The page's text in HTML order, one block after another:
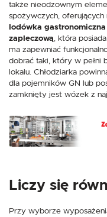
także nieodzownym
spożywczych, oferujących
lodówka gastronomiczna
zapleczową, która
ma zapewniać
dobrać taki, który w pełni
lokalu. Chłodziarka
dla pojemników GN lub
zamknięty jest wózek z
Liczy się
Przy wyborze